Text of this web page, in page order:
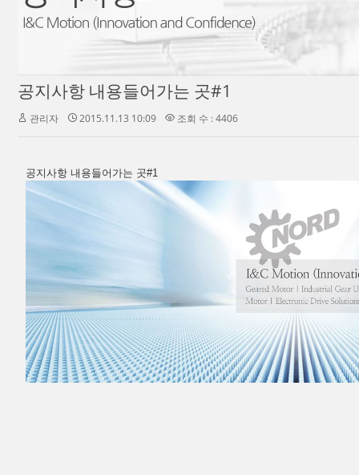
공지사항 내용들어가는 곳#1
관리자 2015.11.13 10:09 조회 수 : 4406
공지사항 내용들어가는 곳#1